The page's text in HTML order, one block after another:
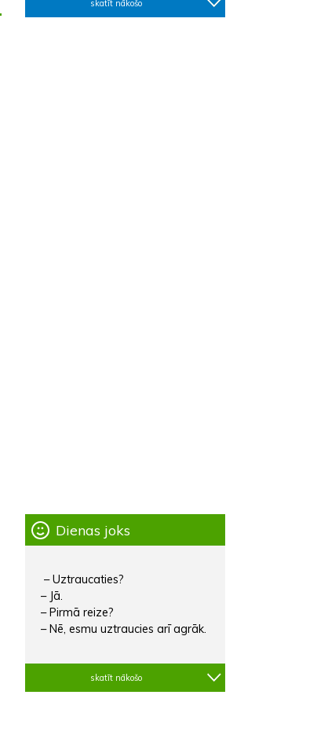
skatīt nākošo
Dienas joks
– Uztraucaties?
– Jā.
– Pirmā reize?
– Nē, esmu uztraucies arī agrāk.
skatīt nākošo